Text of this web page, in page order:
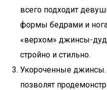
всего подходит
формы бедрами и
«верхом» джинсы-
стройно и стильно.
Укороченные
позволят